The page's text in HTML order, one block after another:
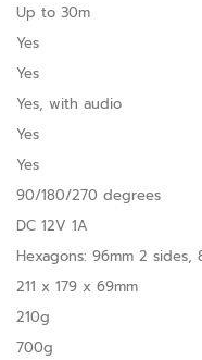
Up to 30m
Yes
Yes
Yes, with audio
Yes
Yes
90/180/270 degrees
DC 12V 1A
Hexagons: 96mm 2 sides,
211 x 179 x 69mm
210g
700g